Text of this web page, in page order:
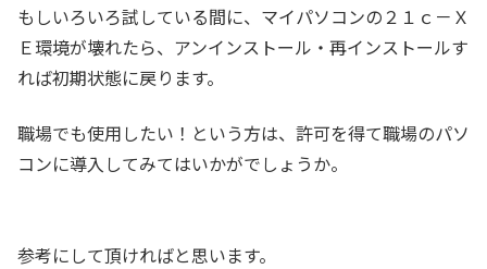
もしいろいろ試している間に、マイパソコンの２１ｃ－Ｘ
Ｅ環境が壊れたら、アンインストール・再インストールす
れば初期状態に戻ります。
職場でも使用したい！という方は、許可を得て職場のパソ
コンに導入してみてはいかがでしょうか。
参考にして頂ければと思います。